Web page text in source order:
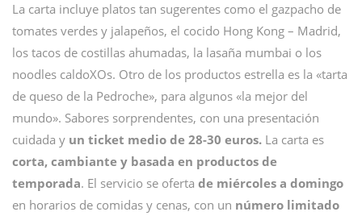
La carta incluye platos tan sugerentes como el gazpacho de
tomates verdes y jalapeños, el cocido Hong Kong – Madrid,
los tacos de costillas ahumadas, la lasaña mumbai o los
noodles caldoXOs. Otro de los productos estrella es la «tarta
de queso de la Pedroche», para algunos «la mejor del
mundo». Sabores sorprendentes, con una presentación
cuidada y un ticket medio de 28-30 euros. La carta es
corta, cambiante y basada en productos de
temporada. El servicio se oferta de miércoles a domingo
en horarios de comidas y cenas, con un número limitado